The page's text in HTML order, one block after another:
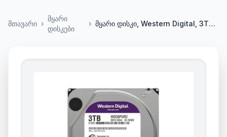
მთავარი ›
მყარი
დისკები
› მყარი დისკი, Western Digital, 3TB, HDD,WD32PURU,3.5'',SATA3,WD